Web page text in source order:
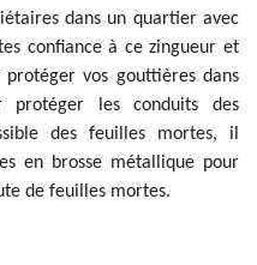
dans un quartier avec
confiance à ce zingueur et
vos gouttières dans
protéger les conduits des
des feuilles mortes, il
en brosse métallique pour
de feuilles mortes.